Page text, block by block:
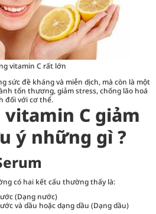
vitamin C rất lớn
sức đề kháng và miễn dịch, mà còn là một
tổn thương, giảm stress, chống lão hoá
đối với cơ thể.
vitamin C giảm
ý những gì ?
có hai kết cấu thường thấy là:
(Dạng nước)
và dầu hoặc dạng dầu (Dạng dầu)